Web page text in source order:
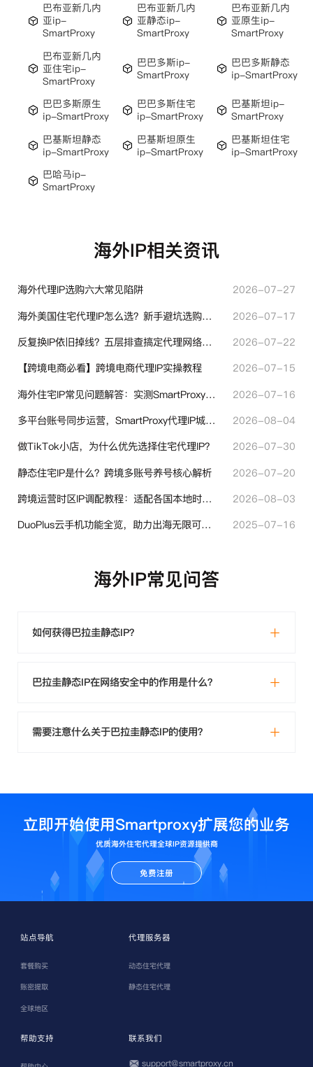
巴布亚新几内
亚ip-
SmartProxy
巴布亚新几内
亚静态ip-
SmartProxy
巴布亚新几内
亚原生ip-
SmartProxy
巴布亚新几内
亚住宅ip-
SmartProxy
巴巴多斯ip-
SmartProxy
巴巴多斯静态
ip-SmartProxy
巴巴多斯原生
ip-SmartProxy
巴巴多斯住宅
ip-SmartProxy
巴基斯坦ip-
SmartProxy
巴基斯坦静态
ip-SmartProxy
巴基斯坦原生
ip-SmartProxy
巴基斯坦住宅
ip-SmartProxy
巴哈马ip-
SmartProxy
海外IP相关资讯
海外代理IP选购六大常见陷阱
2026-07-27
海外美国住宅代理IP怎么选？新手避坑选购指南
2026-07-17
反复换IP依旧掉线？五层排查搞定代理网络异常
2026-07-22
【跨境电商必看】跨境电商代理IP实操教程
2026-07-15
海外住宅IP常见问题解答：实测SmartProxy使用经验分享
2026-07-16
多平台账号同步运营，SmartProxy代理IP城市定位功能有哪些实用价值
2026-08-04
做TikTok小店，为什么优先选择住宅代理IP？
2026-07-30
静态住宅IP是什么？跨境多账号养号核心解析
2026-07-20
跨境运营时区IP调配教程：适配各国本地时区设置方法
2026-08-03
DuoPlus云手机功能全览，助力出海无限可能！
2025-07-16
海外IP常见问答
如何获得巴拉圭静态IP？
巴拉圭静态IP在网络安全中的作用是什么？
需要注意什么关于巴拉圭静态IP的使用？
立即开始使用Smartproxy扩展您的业务
优质海外住宅代理全球IP资源提供商
免费注册
站点导航
套餐购买
账密提取
全球地区
代理服务器
动态住宅代理
静态住宅代理
帮助支持 联系我们
support@smartproxy.cn